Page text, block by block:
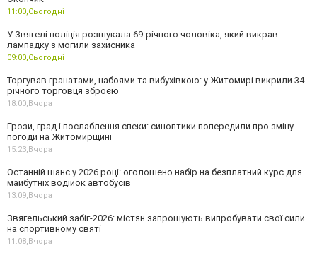
11:00,Сьогодні
У Звягелі поліція розшукала 69-річного чоловіка, який викрав
лампадку з могили захисника
09:00,Сьогодні
Торгував гранатами, набоями та вибухівкою: у Житомирі викрили 34-
річного торговця зброєю
18:00, Вчора
Грози, град і послаблення спеки: синоптики попередили про зміну
погоди на Житомирщині
15:23, Вчора
Останній шанс у 2026 році: оголошено набір на безплатний курс для
майбутніх водійок автобусів
13:09, Вчора
Звягельський забіг-2026: містян запрошують випробувати свої сили
на спортивному святі
11:08, Вчора